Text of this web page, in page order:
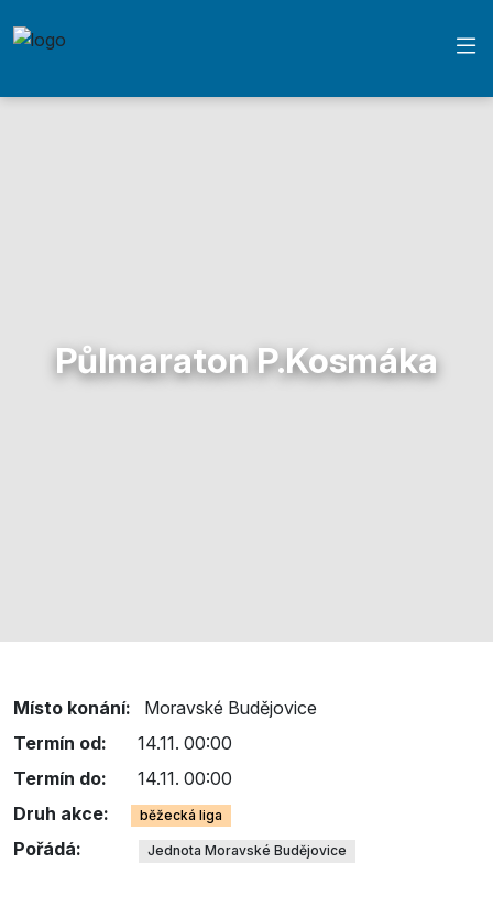
Půlmaraton P.Kosmáka
Místo konání:
Moravské Budějovice
Termín od:
14.11. 00:00
Termín do:
14.11. 00:00
Druh akce:
běžecká liga
Pořádá: Jednota Moravské Budějovice